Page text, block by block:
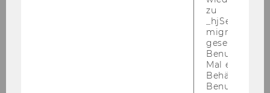
zu
migrieren.
gesetzt,
Benutzer
Mal eine
Behält die
Benutzer-ID